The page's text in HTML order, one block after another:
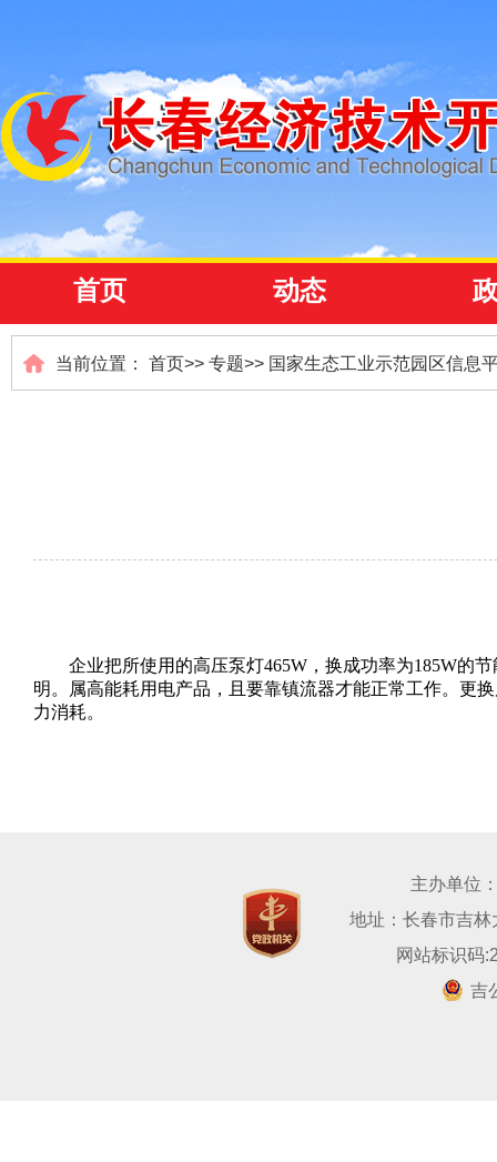
首页 动态
当前位置： 首页>> 专题>> 国家生态工业示范园区信息
企业把所使用的高压泵灯465W ，换成功率为185W的
明。属高能耗用电产品，且要靠镇流器才能正常工作。更
力消耗。
主办单位
地址：长春市吉
网站标识码
吉